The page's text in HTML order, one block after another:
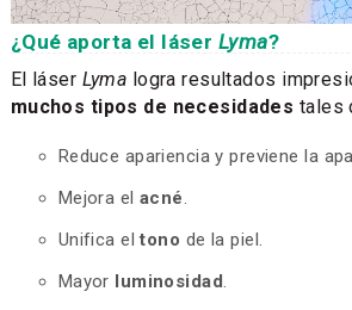
¿Qué aporta el láser Lyma?
El láser Lyma logra resultados
muchos tipos de necesidades tales
Reduce apariencia y previene la
Mejora el acné.
Unifica eltono de la piel.
Mayor luminosidad.